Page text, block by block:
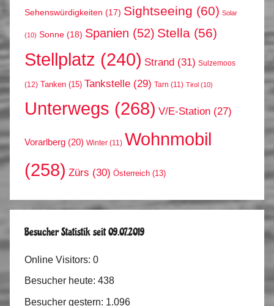
Sehenswürdigkeiten (17) Sightseeing (60) Solar
(10) Sonne (18) Spanien (52) Stella (56)
Stellplatz (240) Strand (31) Sulzemoos
(12) Tanken (15) Tankstelle (29) Tarn (11) Tirol (10)
Unterwegs (268) V/E-Station (27)
Vorarlberg (20) Winter (11) Wohnmobil
(258) Zürs (30) Österreich (13)
Besucher Statistik seit 09.07.2019
Online Visitors: 0
Besucher heute: 438
Besucher gestern: 1.096